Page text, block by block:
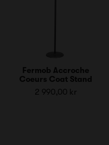
Fermob Accroche
Coeurs Coat Stand
2 990,00 kr